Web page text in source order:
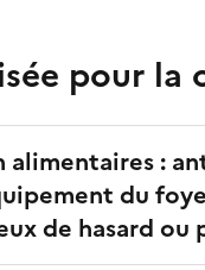
pour
alimentaires :
du
de hasard